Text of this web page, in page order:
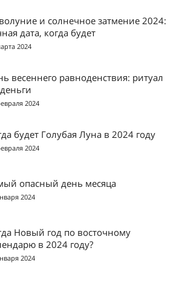
и солнечное затмение 2024:
дата, когда будет
2024
весеннего равноденствия: ритуал
2024
будет Голубая Луна в 2024 году
2024
опасный день месяца
2024
Новый год по восточному
в 2024 году?
2024